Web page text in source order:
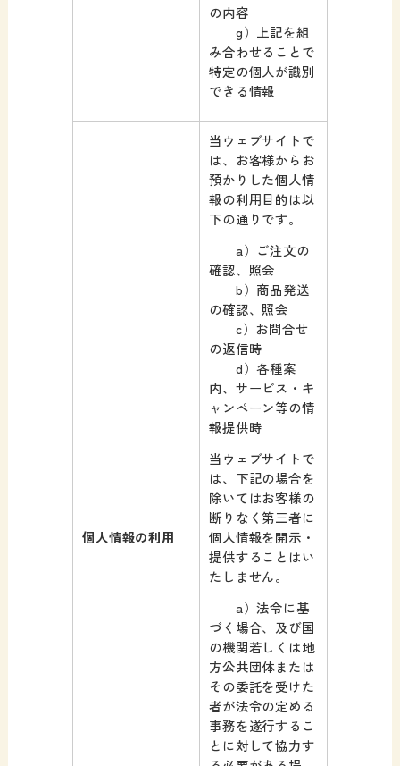
の内容
g）上記を組
み合わせることで
特定の個人が識別
できる情報
個人情報の利用
当ウェブサイトで
は、お客様からお
預かりした個人情
報の利用目的は以
下の通りです。
a）ご注文の
確認、照会
b）商品発送
の確認、照会
c）お問合せ
の返信時
d）各種案
内、サービス・キ
ャンペーン等の情
報提供時
当ウェブサイトで
は、下記の場合を
除いてはお客様の
断りなく第三者に
個人情報を開示・
提供することはい
たしません。
a）法令に基
づく場合、及び国
の機関若しくは地
方公共団体または
その委託を受けた
者が法令の定める
事務を遂行するこ
とに対して協力す